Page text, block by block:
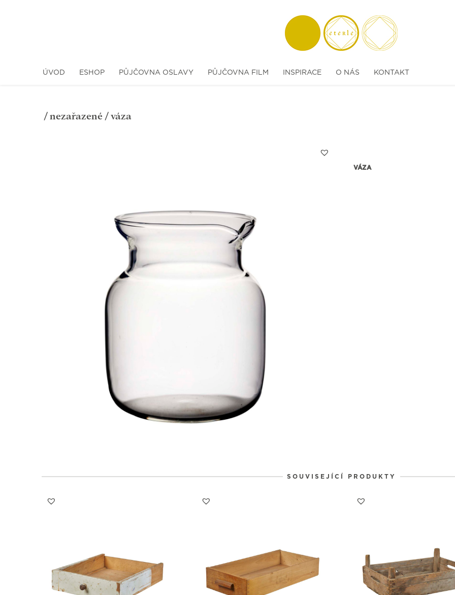
ÚVOD ESHOP PŮJČOVNA OSLAVY PŮJČOVNA FILM INSPIRACE O NÁS KONTAKT
/ nezařazené / váza
VÁZA
SOUVISEJÍCÍ PRODUKTY